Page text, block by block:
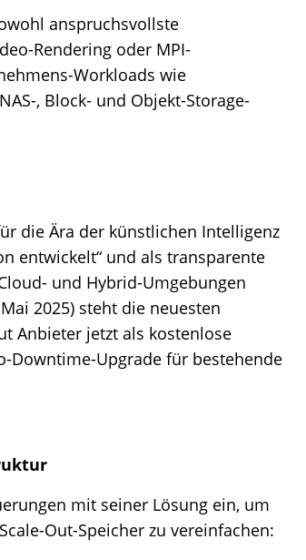
anspruchsvollste
Rendering oder MPI-
Workloads wie
, Block- und Objekt-Storage-
die Ära der künstlichen Intelligenz
entwickelt“ und als transparente
und Hybrid-Umgebungen
2025) steht die neuesten
Anbieter jetzt als kostenlose
Downtime-Upgrade für bestehende
mit seiner Lösung ein, um
Out-Speicher zu vereinfachen: